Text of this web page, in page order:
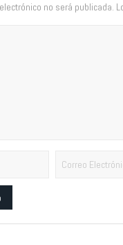
no será publicada.